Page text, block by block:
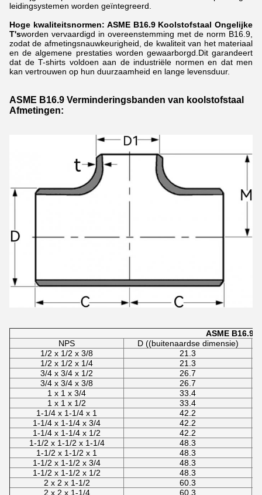
leidingsystemen worden geïntegreerd.
Hoge kwaliteitsnormen: ASME B16.9 Koolstofstaal Ongelijke
T'sworden vervaardigd in overeenstemming met de norm B16.9,
zodat de afmetingsnauwkeurigheid, de kwaliteit van het materiaal
en de algemene prestaties worden gewaarborgd.Dit garandeert
dat de T-shirts voldoen aan de industriële normen en dat men
kan vertrouwen op hun duurzaamheid en lange levensduur.
ASME B16.9 Verminderingsbanden van koolstofstaal
Afmetingen:
ASME B16.9
NPS
D ((buitenaardse dimensie)
1/2 x 1/2 x 3/8
21.3
1/2 x 1/2 x 1/4
21.3
3/4 x 3/4 x 1/2
26.7
3/4 x 3/4 x 3/8
26.7
1 x 1 x 3/4
33.4
1 x 1 x 1/2
33.4
1-1/4 x 1-1/4 x 1
42.2
1-1/4 x 1-1/4 x 3/4
42.2
1-1/4 x 1-1/4 x 1/2
42.2
1-1/2 x 1-1/2 x 1-1/4
48.3
1-1/2 x 1-1/2 x 1
48.3
1-1/2 x 1-1/2 x 3/4
48.3
1-1/2 x 1-1/2 x 1/2
48.3
2 x 2 x 1-1/2
60.3
2 x 2 x 1-1/4
60.3